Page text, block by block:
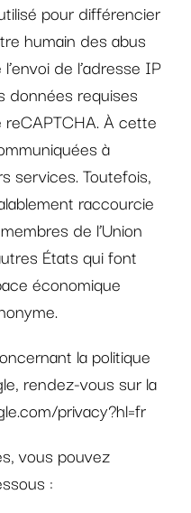
pour différencier
humain des abus
de l’adresse IP
données requises
À cette
à
services. Toutefois,
raccourcie
de l’Union
États qui font
économique
la politique
rendez-vous sur la
privacy?hl=fr
vous pouvez
: